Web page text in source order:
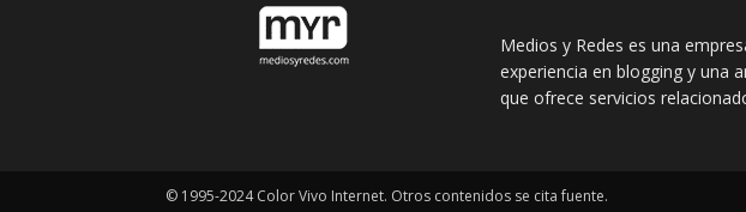
Medios y Redes es una
experiencia en blogging y una
que ofrece servicios
© 1995-2024 Color Vivo Internet. Otros contenidos se cita fuente.